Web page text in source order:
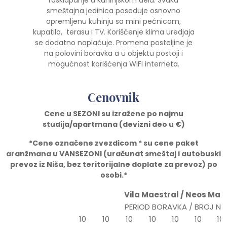
smeštajna jedinica poseduje osnovno
opremljenu kuhinju sa mini pećnicom,
kupatilo, terasu i TV. Korišćenje klima uredjaja
se dodatno naplaćuje. Promena posteljine je
na polovini boravka a u objektu postoji i
mogućnost korišćenja WiFi interneta.
Cenovnik
Cene u SEZONI su izražene po najmu
studija/apartmana (devizni deo u €)
*Cene označene zvezdicom * su cene paket
aranžmana u VANSEZONI (uračunat smeštaj i autobuski
prevoz iz Niša, bez teritorijalne doplate za prevoz) po
osobi.*
Vila Maestral / Neos
PERIOD BORAVKA / BROJ
10
10 10 10 10 10
10